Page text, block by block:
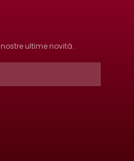
ultime novità.